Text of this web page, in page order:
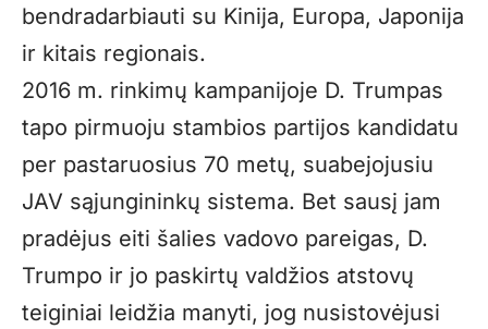
bendradarbiauti su Kinija, Europa, Japonija
ir kitais regionais.
2016 m. rinkimų kampanijoje D. Trumpas
tapo pirmuoju stambios partijos kandidatu
per pastaruosius 70 metų, suabejojusiu
JAV sąjungininkų sistema. Bet sausį jam
pradėjus eiti šalies vadovo pareigas, D.
Trumpo ir jo paskirtų valdžios atstovų
teiginiai leidžia manyti, jog nusistovėjusi